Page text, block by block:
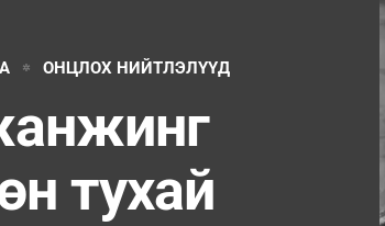
ОНЦЛОХ НИЙТЛЭЛҮҮД
тухай